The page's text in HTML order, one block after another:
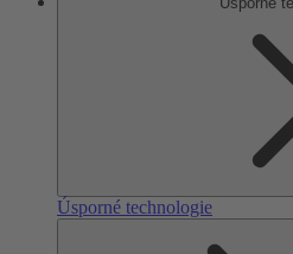
Úsporné technologie